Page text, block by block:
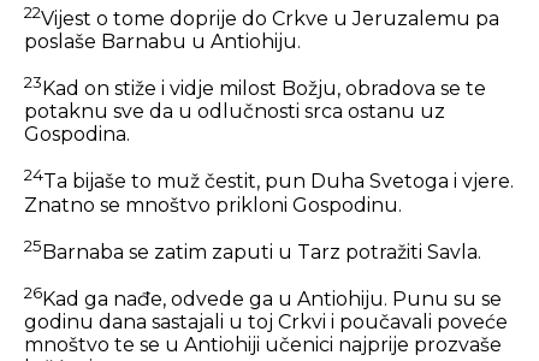
22Vijest o tome doprije do Crkve u Jeruzalemu pa
poslaše Barnabu u Antiohiju.
23 Kad on stiže i vidje milost Božju, obradova se te
potaknu sve da u odlučnosti srca ostanu uz
Gospodina.
24Ta bijaše to muž čestit, pun Duha Svetoga i vjere.
Znatno se mnoštvo prikloni Gospodinu.
25Barnaba se zatim zaputi u Tarz potražiti Savla.
26Kad ga nađe, odvede ga u Antiohiju. Punu su se
godinu dana sastajali u toj Crkvi i poučavali poveće
mnoštvo te se u Antiohiji učenici najprije prozvaše